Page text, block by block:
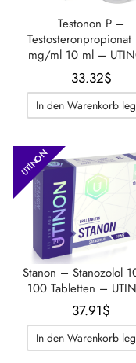
Testonon P –
mg/ml 10 ml –
33.32$
In den Warenkorb
UTINON
Stanon – Stanozolol
100 Tabletten –
37.91$
In den Warenkorb